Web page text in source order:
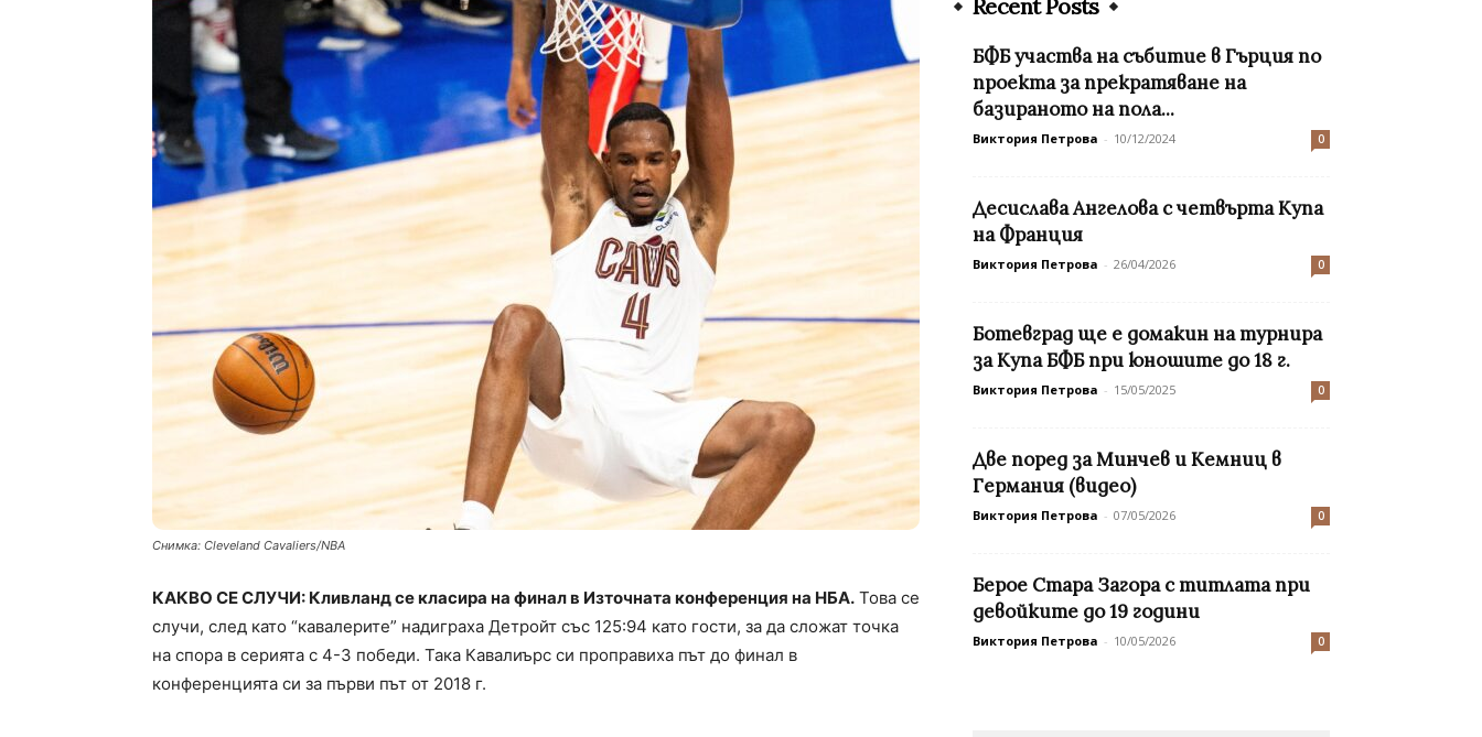
Снимка: Cleveland Cavaliers/NBA
КАКВО СЕ СЛУЧИ: Кливланд се класира на финал в Източната конференция на НБА. Това се
случи, след като “кавалерите” надиграха Детройт със 125:94 като гости, за да сложат точка
на спора в серията с 4-3 победи. Така Кавалиърс си проправиха път до финал в
конференцията си за първи път от 2018 г.
Recent Posts
БФБ участва на събитие в Гърция по
проекта за прекратяване на
базираното на пола...
Виктория Петрова - 10/12/2024 0
Десислава Ангелова с четвърта Купа
на Франция
Виктория Петрова - 26/04/2026 0
Ботевград ще е домакин на турнира
за Купа БФБ при юношите до 18 г.
Виктория Петрова - 15/05/2025 0
Две поред за Минчев и Кемниц в
Германия (видео)
Виктория Петрова - 07/05/2026 0
Берое Стара Загора с титлата при
девойките до 19 години
Виктория Петрова - 10/05/2026 0